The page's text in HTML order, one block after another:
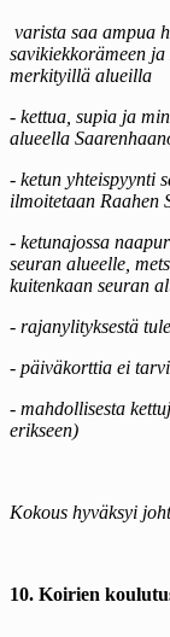
varista saa ampua
savikiekkorämeen
merkityillä alueilla
- kettua, supia ja
alueella
- ketun yhteispyynti
ilmoitetaan Raahen
- ketunajossa
seuran alueelle,
kuitenkaan seuran
- rajanylityksestä
- päiväkorttia ei
- mahdollisesta
erikseen)
Kokous hyväksyi
10. Koirien